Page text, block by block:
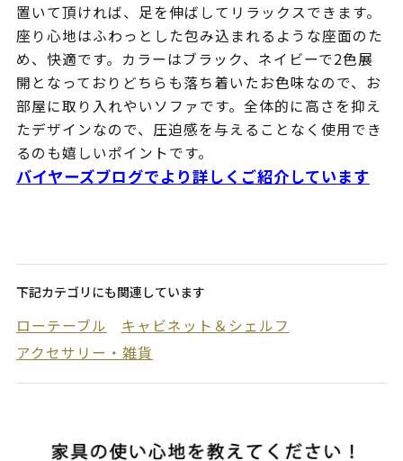
置いて頂ければ、足を伸ばしてリラックスできます。
座り心地はふわっとした包み込まれるような座面のた
め、快適です。カラーはブラック、ネイビーで2色展
開となっておりどちらも落ち着いたお色味なので、お
部屋に取り入れやいソファです。全体的に高さを抑え
たデザインなので、圧迫感を与えることなく使用でき
るのも嬉しいポイントです。
バイヤーズブログでより詳しくご紹介しています
下記カテゴリにも関連しています
ローテーブル
キャビネット＆シェルフ
アクセサリー・雑貨